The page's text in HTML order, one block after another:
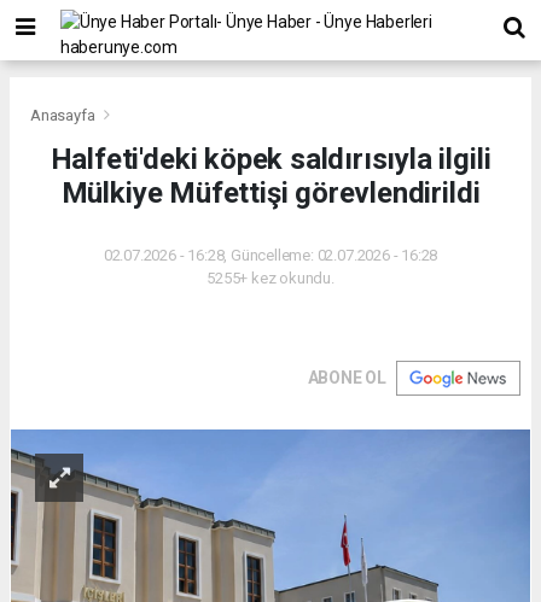
Anasayfa
Halfeti'deki köpek saldırısıyla ilgili
Mülkiye Müfettişi görevlendirildi
02.07.2026 - 16:28, Güncelleme: 02.07.2026 - 16:28
5255+ kez okundu.
ABONE OL